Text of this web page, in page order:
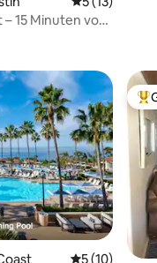
15 Minuten von
5 (10)